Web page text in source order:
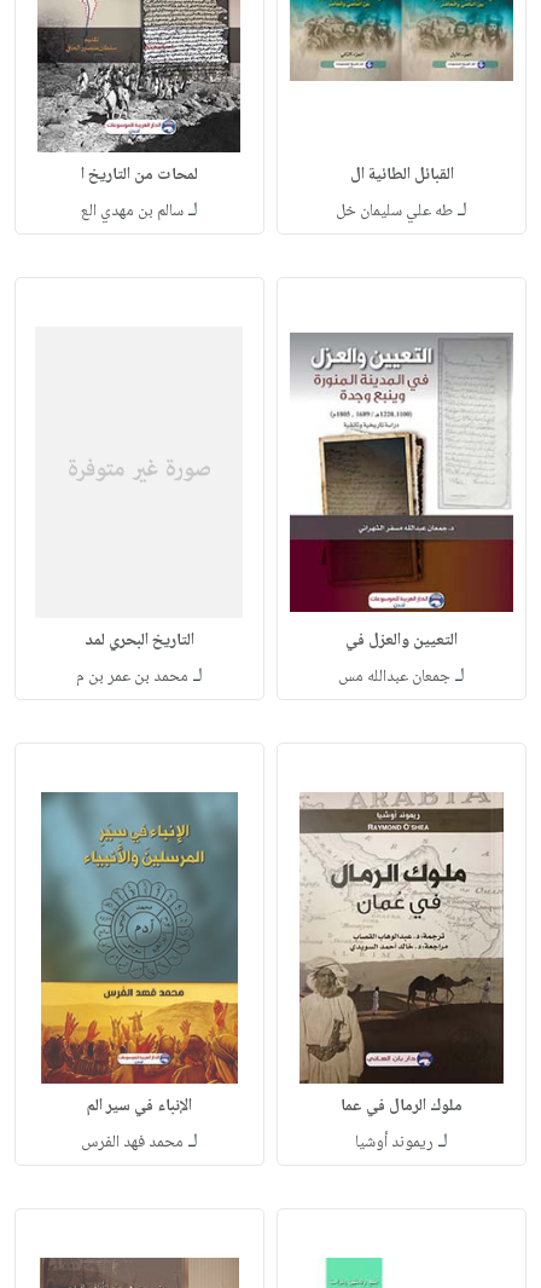
القبائل الطائية ال
لـطه علي سليمان خل
لمحات من التاريخ ا
لـسالم بن مهدي الع
التعيين والعزل في
لـجمعان عبدالله مس
التاريخ البحري لمد
لـ محمد بن عمر بن م
ملوك الرمال في عما
لـ ريموند أوشيا
الإنباء في سير الم
لـ محمد فهد الفرس